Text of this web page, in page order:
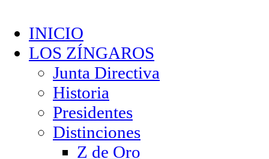
INICIO
LOS ZÍNGAROS
Junta Directiva
Historia
Presidentes
Distinciones
Z de Oro